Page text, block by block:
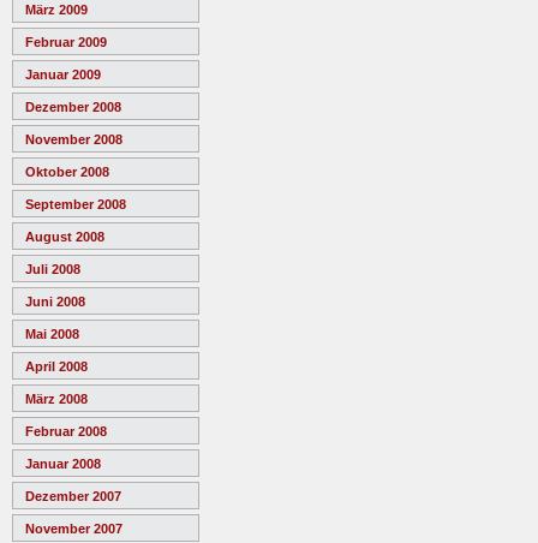
März 2009
Februar 2009
Januar 2009
Dezember 2008
November 2008
Oktober 2008
September 2008
August 2008
Juli 2008
Juni 2008
Mai 2008
April 2008
März 2008
Februar 2008
Januar 2008
Dezember 2007
November 2007